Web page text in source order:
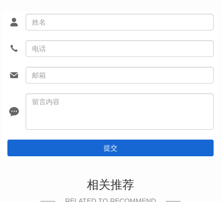
提交
相关推荐